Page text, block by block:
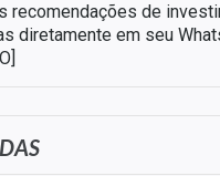
recomendações de
diretamente em seu